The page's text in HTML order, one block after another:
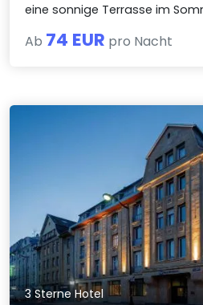
eine sonnige Terrasse im
Ab 74 EUR pro Nacht
3 Sterne Hotel